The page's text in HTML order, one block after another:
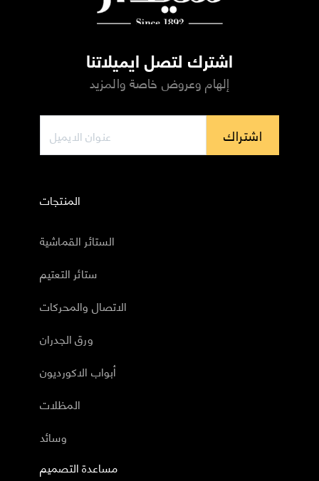
اشترك لتصل ايميلاتنا
إلهام وعروض خاصة والمزيد
اشتراك
المنتجات
الستائر القماشية
ستائر التعتيم
الاتصال والمحركات
ورق الجدران
أبواب الاكورديون
المظلات
وسائد
مساعدة التصميم